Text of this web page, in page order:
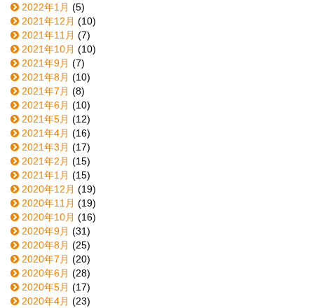
2022年1月 (5)
2021年12月 (10)
2021年11月 (7)
2021年10月 (10)
2021年9月 (7)
2021年8月 (10)
2021年7月 (8)
2021年6月 (10)
2021年5月 (12)
2021年4月 (16)
2021年3月 (17)
2021年2月 (15)
2021年1月 (15)
2020年12月 (19)
2020年11月 (19)
2020年10月 (16)
2020年9月 (31)
2020年8月 (25)
2020年7月 (20)
2020年6月 (28)
2020年5月 (17)
2020年4月 (23)